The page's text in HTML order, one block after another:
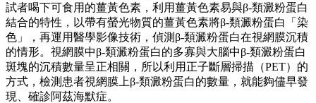
試者喝下可食用的薑黃色素，利用薑黃色素易與β-類澱粉蛋白
結合的特性，以帶有螢光物質的薑黃色素將β-類澱粉蛋白「染
色」，再運用醫學影像技術，偵測β-類澱粉蛋白在視網膜沉積
的情形。視網膜中β-類澱粉蛋白的多寡與大腦中β-類澱粉蛋白
斑塊的沉積數量呈正相關，所以利用正子斷層掃描（PET）的
方式，檢測患者視網膜上β-類澱粉蛋白的數量，就能夠儘早發
現、確診阿茲海默症。